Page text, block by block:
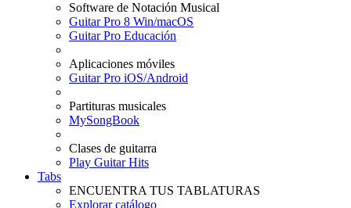
Software de Notación Musical
Guitar Pro 8 Win/macOS
Guitar Pro Educación
Aplicaciones móviles
Guitar Pro iOS/Android
Partituras musicales
MySongBook
Clases de guitarra
Play Guitar Hits
Tabs
ENCUENTRA TUS TABLATURAS
Explorar catálogo